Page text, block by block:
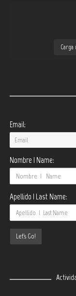
Carga
Email:
Nombre | Name:
Apellido | Last Name: